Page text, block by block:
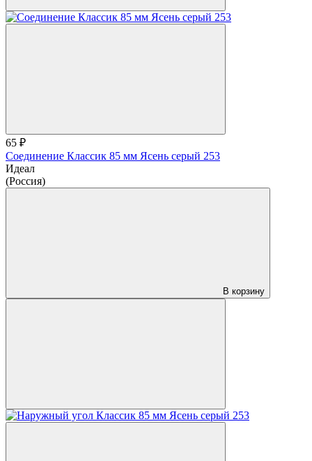
65 ₽
Соединение Классик 85 мм Ясень серый 253
Идеал
(Россия)
В корзину